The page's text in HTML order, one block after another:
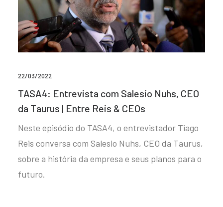
22/03/2022
TASA4: Entrevista com Salesio Nuhs, CEO
da Taurus | Entre Reis & CEOs
Neste episódio do TASA4, o entrevistador Tiago
Reis conversa com Salesio Nuhs, CEO da Taurus,
sobre a história da empresa e seus planos para o
futuro.